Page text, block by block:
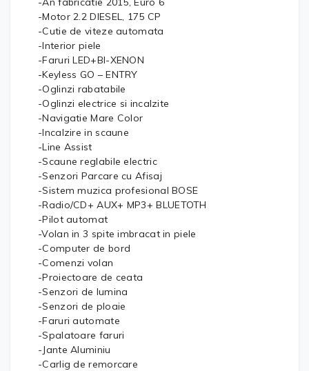
-Motor 2.2 DIESEL, 175 CP
-Cutie de viteze automata
-Interior piele
-Faruri LED+BI-XENON
-Keyless GO – ENTRY
-Oglinzi rabatabile
-Oglinzi electrice si incalzite
-Navigatie Mare Color
-Incalzire in scaune
-Line Assist
-Scaune reglabile electric
-Senzori Parcare cu Afisaj
-Sistem muzica profesional BOSE
-Radio/CD+ AUX+ MP3+ BLUETOTH
-Pilot automat
-Volan in 3 spite imbracat in piele
-Computer de bord
-Comenzi volan
-Proiectoare de ceata
-Senzori de lumina
-Senzori de ploaie
-Faruri automate
-Spalatoare faruri
-Jante Aluminiu
-Carlig de remorcare